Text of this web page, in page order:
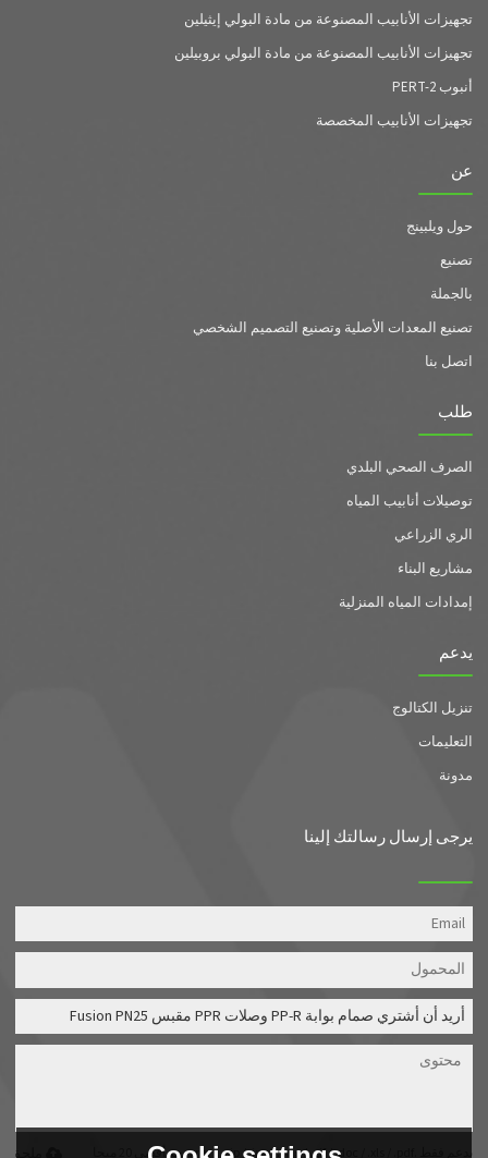
تجهيزات الأنابيب المصنوعة من مادة البولي إيثيلين
تجهيزات الأنابيب المصنوعة من مادة البولي بروبيلين
أنبوب PERT-2
تجهيزات الأنابيب المخصصة
عن
حول ويلبينج
تصنيع
بالجملة
تصنيع المعدات الأصلية وتصنيع التصميم الشخصي
اتصل بنا
طلب
الصرف الصحي البلدي
توصيلات أنابيب المياه
الري الزراعي
مشاريع البناء
إمدادات المياه المنزلية
يدعم
تنزيل الكتالوج
التعليمات
مدونة
يرجى إرسال رسالتك إلينا
ملحق